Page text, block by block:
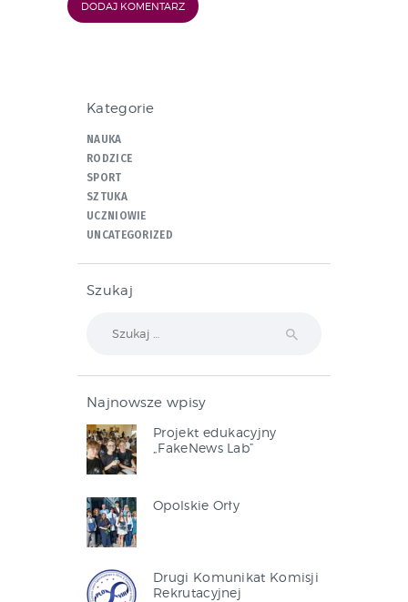
Kategorie
NAUKA
RODZICE
SPORT
SZTUKA
UCZNIOWIE
UNCATEGORIZED
Szukaj
Najnowsze wpisy
Projekt edukacyjny
„FakeNews Lab”
Opolskie Orły
Drugi Komunikat Komisji
Rekrutacyjnej